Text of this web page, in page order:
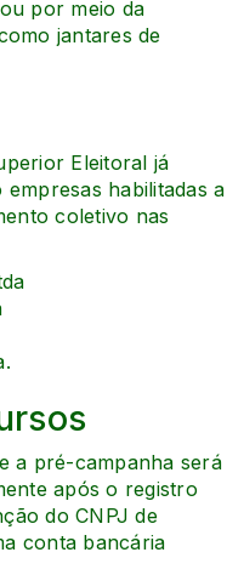
por meio da
jantares de
Eleitoral já
habilitadas a
coletivo nas
a pré-campanha será
após o registro
do CNPJ de
conta bancária